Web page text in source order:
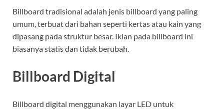
Billboard tradisional adalah jenis billboard yang paling
umum, terbuat dari bahan seperti kertas atau kain yang
dipasang pada struktur besar. Iklan pada billboard ini
biasanya statis dan tidak berubah.
Billboard Digital
Billboard digital menggunakan layar LED untuk